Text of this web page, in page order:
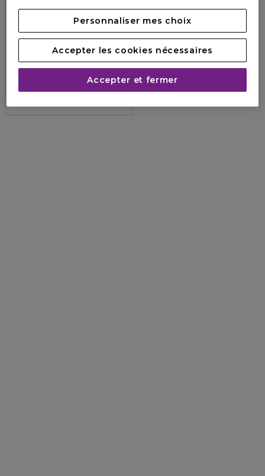
ELIZABETH ARDEN
CERAMIDE
Crème Nettoyante Purifiante
37,80 €
Personnaliser mes choix
Accepter les cookies nécessaires
Accepter et fermer